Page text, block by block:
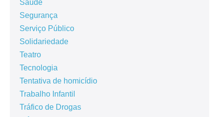
Saúde
Segurança
Serviço Público
Solidariedade
Teatro
Tecnologia
Tentativa de homicídio
Trabalho Infantil
Tráfico de Drogas